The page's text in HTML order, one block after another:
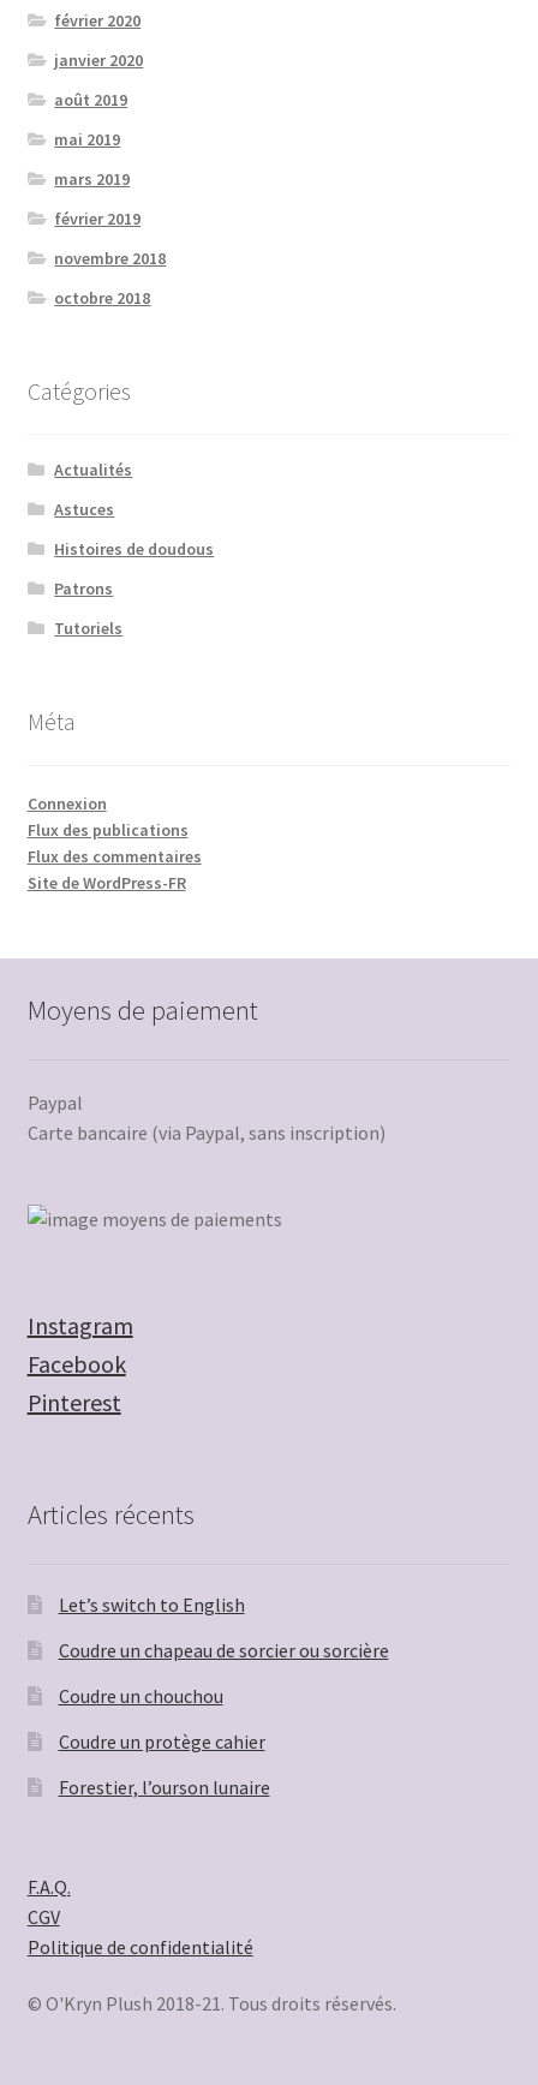
février 2020
janvier 2020
août 2019
mai 2019
mars 2019
février 2019
novembre 2018
octobre 2018
Catégories
Actualités
Astuces
Histoires de doudous
Patrons
Tutoriels
Méta
Connexion
Flux des publications
Flux des commentaires
Site de WordPress-FR
Moyens de paiement
Paypal
Carte bancaire (via Paypal, sans inscription)
Instagram
Facebook
Pinterest
Articles récents
Let’s switch to English
Coudre un chapeau de sorcier ou sorcière
Coudre un chouchou
Coudre un protège cahier
Forestier, l’ourson lunaire
F.A.Q.
CGV
Politique de confidentialité
© O'Kryn Plush 2018-21. Tous droits réservés.